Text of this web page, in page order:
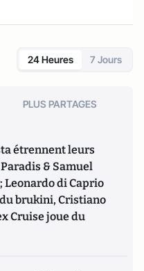
of Authority in the New
24 Heures 7 Jours
PLUS PARTAGES
étrennent leurs
& Samuel
di Caprio
brukini, Cristiano
Cruise joue du